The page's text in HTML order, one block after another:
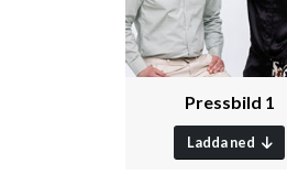
Pressbild 1
Ladda ned